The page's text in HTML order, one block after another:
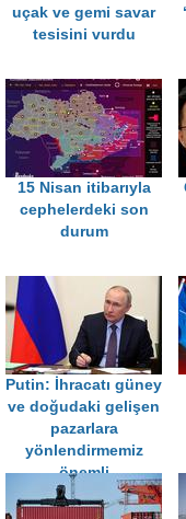
uçak ve gemi savar
tesisini vurdu
15 Nisan itibarıyla
cephelerdeki son
durum
Putin: İhracatı güney
ve doğudaki gelişen
pazarlara
yönlendirmemiz
önemli